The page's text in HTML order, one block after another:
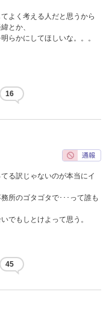
よく考える人だと思うから
とか、
らかにしてほしいな。。。
16
る訳じゃないのが本当にイ
所のゴタゴタで･･･って誰も
でもしとけよって思う。
45